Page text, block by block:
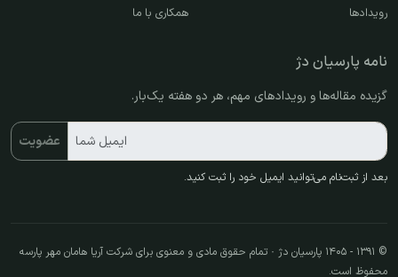
رویدادها همکاری با ما
نامه پارسیان دژ
گزیده مقاله‌ها و رویدادهای مهم، هر دو هفته یک‌بار.
ایمیل شما عضویت
بعد از ثبت‌نام می‌توانید ایمیل خود را ثبت کنید.
© ۱۳۹۱ - ۱۴۰۵ پارسیان دژ · تمام حقوق مادی و معنوی برای شرکت آریا هامان مهر پارسه
محفوظ است.